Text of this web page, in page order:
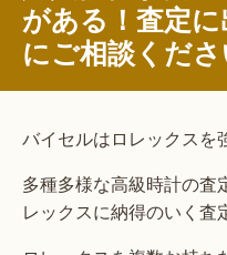
がある！査定
にご相談くださ
バイセルはロレックスを
多種多様な高級時計の査
レックスに納得のいく査